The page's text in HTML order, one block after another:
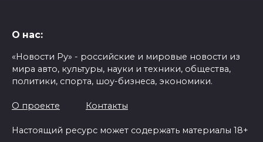
О нас:
«Новости Ру» - российские и мировые новости из
мира авто, культуры, науки и техники, общества,
политики, спорта, шоу-бизнеса, экономики.
О проекте Контакты
Настоящий ресурс может содержать материалы 18+